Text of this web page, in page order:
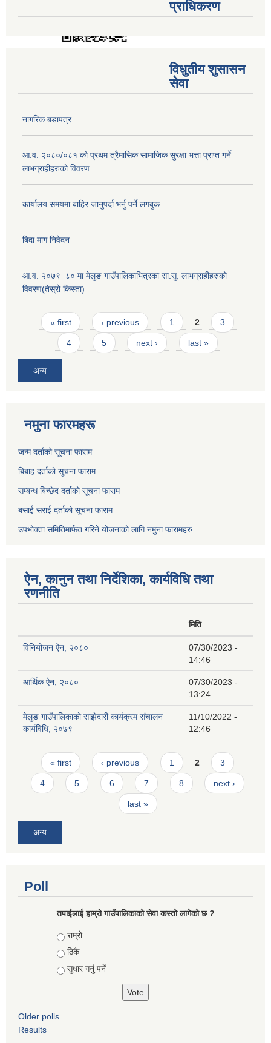
प्राधिकरण
विधुतीय शुसासन
सेवा
नागरिक बडापत्र
आ.व. २०८०/०८१ को प्रथम त्रैमासिक सामाजिक सुरक्षा भत्ता प्राप्त गर्ने
लाभग्राहीहरुको विवरण
कार्यालय समयमा बाहिर जानुपर्दा भर्नु पर्ने लगबुक
बिदा माग निवेदन
आ.व. २०७९_८० मा मेलुङ गाउँपालिकाभित्रका सा.सु. लाभग्राहीहरुको
विवरण(तेस्रो किस्ता)
Pages
« first ‹ previous 1 2 3
4 5 next › last »
अन्य
नमुना फारमहरू
जन्म दर्ताको सूचना फाराम
बिबाह दर्ताको सूचना फाराम
सम्बन्ध बिच्छेद दर्ताको सूचना फाराम
बसाई सराई दर्ताको सूचना फाराम
उपभोक्ता समितिमार्फत गरिने योजनाको लागि नमुना फारामहरु
ऐन, कानुन तथा निर्देशिका, कार्यविधि तथा
रणनीति
मिति
विनियोजन ऐन, २०८०
07/30/2023 -
14:46
आर्थिक ऐन, २०८०
07/30/2023 -
13:24
मेलुङ गाउँपालिकाको साझेदारी कार्यक्रम संचालन
कार्यविधि, २०७९
11/10/2022 -
12:46
Pages
« first ‹ previous 1 2 3
4 5 6 7 8 next ›
last »
अन्य
Poll
तपाईलाई हाम्राे गाउँपालिकाको सेवा कस्तो लागेको छ ?
Choices
राम्रो
ठिकै
सुधार गर्नु पर्ने
Older polls
Results